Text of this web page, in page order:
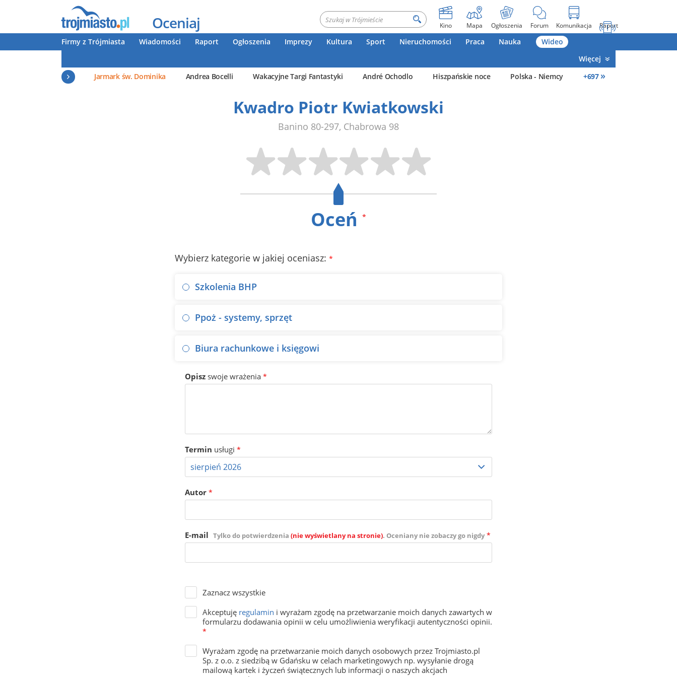
Oceniaj Kino Mapa Ogłoszenia Forum Komunikacja Raport
Firmy z Trójmiasta Wiadomości Raport Ogłoszenia Imprezy Kultura Sport Nieruchomości Praca Nauka
Wideo
Więcej
Jarmark św. Dominika
Andrea Bocelli Wakacyjne Targi Fantastyki André Ochodlo Hiszpańskie noce Polska - Niemcy +697 »
Kwadro Piotr Kwiatkowski
Banino 80-297, Chabrowa 98
Oceń *
Wybierz kategorie w jakiej oceniasz: *
Szkolenia BHP
Ppoż - systemy, sprzęt
Biura rachunkowe i księgowi
Opisz swoje wrażenia *
Termin usługi *
Autor *
E-mail Tylko do potwierdzenia (nie wyświetlany na stronie). Oceniany nie zobaczy go nigdy *
Zaznacz wszystkie
Akceptuję regulamin i wyrażam zgodę na przetwarzanie moich danych zawartych w
formularzu dodawania opinii w celu umożliwienia weryfikacji autentyczności opinii.
*
Wyrażam zgodę na przetwarzanie moich danych osobowych przez Trojmiasto.pl
Sp. z o.o. z siedzibą w Gdańsku w celach marketingowych np. wysyłanie drogą
mailową kartek i życzeń świątecznych lub informacji o naszych akcjach